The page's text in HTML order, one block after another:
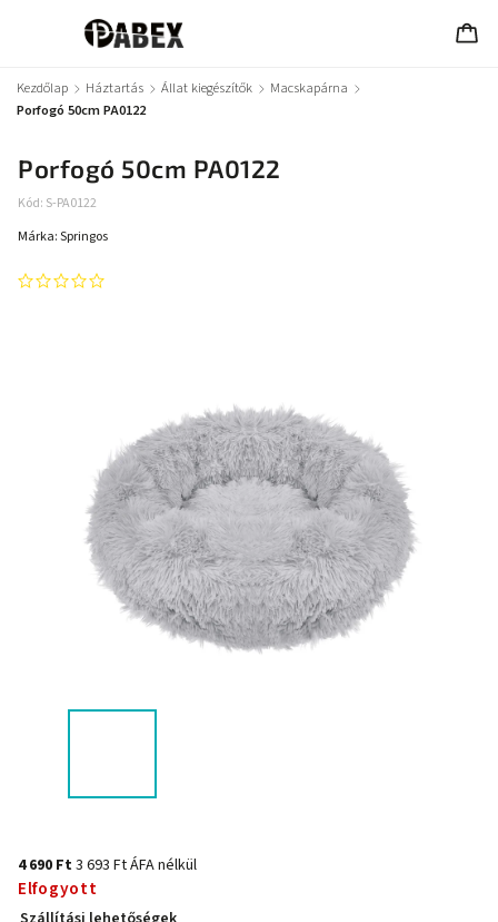
Kezdőlap / Háztartás / Állat kiegészítők / Macskapárna /
Porfogó 50cm PA0122
Porfogó 50cm PA0122
Kód: S-PA0122
Márka:Springos
4 690 Ft3 693 Ft ÁFA nélkül
Elfogyott